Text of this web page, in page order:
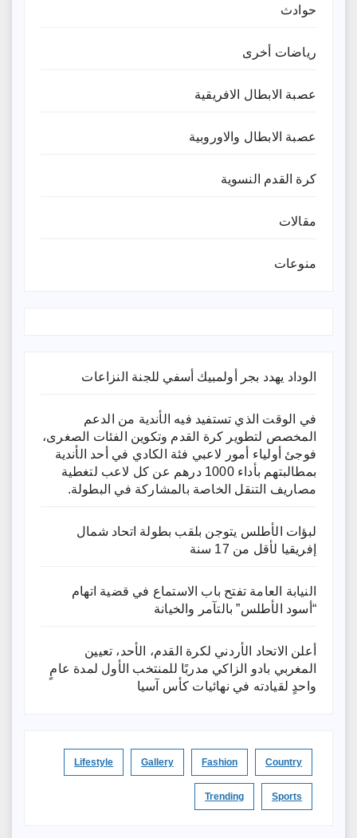
حوادث
رياضات أخرى
عصبة الابطال الافريقية
عصبة الابطال والاوروبية
كرة القدم النسوية
مقالات
منوعات
الوداد يهدد بجر أولمبيك أسفي للجنة النزاعات
في الوقت الذي تستفيد فيه الأندية من الدعم
المخصص لتطوير كرة القدم وتكوين الفئات الصغرى،
فوجئ أولياء أمور لاعبي فئة الكادي في أحد الأندية
بمطالبتهم بأداء 1000 درهم عن كل لاعب لتغطية
مصاريف التنقل الخاصة بالمشاركة في البطولة.
لبؤات الأطلس يتوجن بلقب بطولة اتحاد شمال
إفريقيا لأقل من 17 سنة
النيابة العامة تفتح باب الاستماع في قضية اتهام
“أسود الأطلس” بالتآمر والخيانة
أعلن الاتحاد الأردني لكرة القدم، الأحد، تعيين
المغربي بادو الزاكي مدربًا للمنتخب الأول لمدة عامٍ
واحدٍ لقيادته ​في نهائيات كأس آسيا
Country
Fashion
Gallery
Lifestyle
Sports
Trending